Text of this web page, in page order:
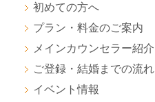
初めての方へ
プラン・料金のご案内
メインカウンセラー紹介
ご登録・結婚までの流れ
イベント情報